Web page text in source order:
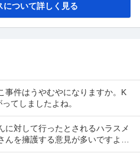
について詳しく見る
事件はうやむやになりますか。K
てしましたよね。
に対して行ったとされるハラスメ
んを擁護する意見が多いですよ
「ハラスメントでは...